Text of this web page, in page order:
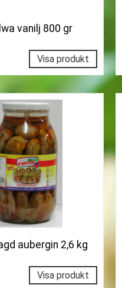
vanilj 800 gr
Visa produkt
aubergin 2,6 kg
Visa produkt